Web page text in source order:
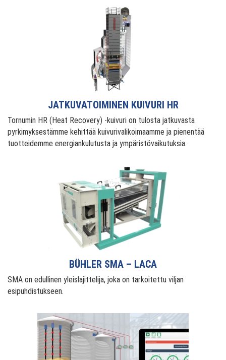
JATKUVATOIMINEN KUIVURI HR
Tornumin HR (Heat Recovery) -kuivuri on tulosta jatkuvasta
pyrkimyksestämme kehittää kuivurivalikoimaamme ja pienentää
tuotteidemme energiankulutusta ja ympäristövaikutuksia.
BÜHLER SMA – LACA
SMA on edullinen yleislajittelija, joka on tarkoitettu viljan
esipuhdistukseen.